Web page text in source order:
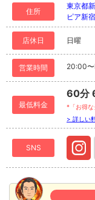
住所
東京都
ピア新
店休日 日曜
営業時間 20:00
最低料金
60分
*「お得な
> 詳しい
SNS